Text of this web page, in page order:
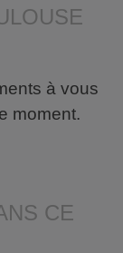
à vous
moment.
CE